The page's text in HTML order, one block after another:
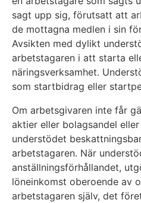
sagt upp sig, förutsatt att
de mottagna medlen i sin
Avsikten med dylikt
arbetstagaren i att starta
näringsverksamhet.
som startbidrag eller
Om arbetsgivaren inte får
aktier eller bolagsandel
understödet
arbetstagaren. När
anställningsförhållandet,
löneinkomst oberoende av
arbetstagaren själv, det